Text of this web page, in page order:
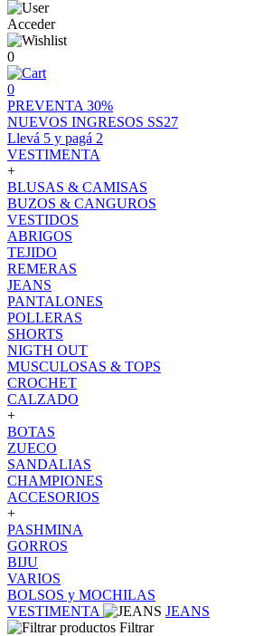
Acceder
0
0
PREVENTA 30%
NUEVOS INGRESOS SS27
Llevá 5 y pagá 2
VESTIMENTA
+
BLUSAS & CAMISAS
BUZOS & CANGUROS
VESTIDOS
ABRIGOS
TEJIDO
REMERAS
JEANS
PANTALONES
POLLERAS
SHORTS
NIGTH OUT
MUSCULOSAS & TOPS
CROCHET
CALZADO
+
BOTAS
ZUECO
SANDALIAS
CHAMPIONES
ACCESORIOS
+
PASHMINA
GORROS
BIJU
VARIOS
BOLSOS y MOCHILAS
VESTIMENTA
JEANS
Filtrar